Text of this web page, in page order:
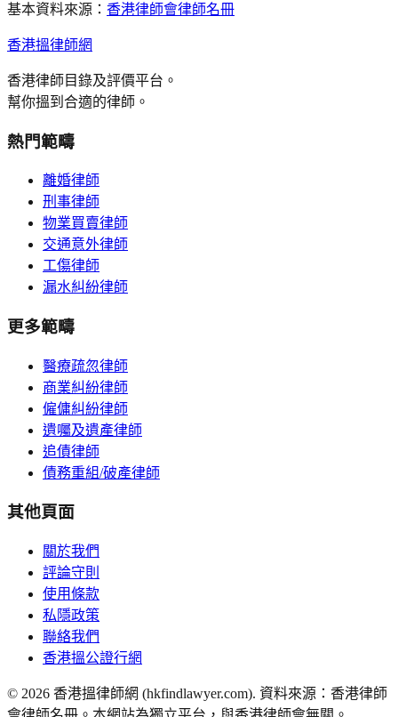
基本資料來源： 香港律師會律師名冊
香港搵律師網
香港律師目錄及評價平台。
幫你搵到合適的律師。
熱門範疇
離婚律師
刑事律師
物業買賣律師
交通意外律師
工傷律師
漏水糾紛律師
更多範疇
醫療疏忽律師
商業糾紛律師
僱傭糾紛律師
遺囑及遺產律師
追債律師
債務重組/破產律師
其他頁面
關於我們
評論守則
使用條款
私隱政策
聯絡我們
香港搵公證行網
© 2026 香港搵律師網 (hkfindlawyer.com). 資料來源：香港律師